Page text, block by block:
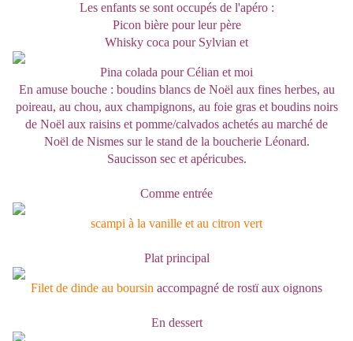
Les enfants se sont occupés de l'apéro :
Picon bière pour leur père
Whisky coca pour Sylvian et
Pina colada pour Célian et moi
En amuse bouche : boudins blancs de Noël aux fines herbes, au
poireau, au chou, aux champignons, au foie gras et boudins noirs
de Noël aux raisins et pomme/calvados achetés au marché de
Noël de Nismes sur le stand de la boucherie Léonard.
Saucisson sec et apéricubes.
Comme entrée
scampi à la vanille et au citron vert
Plat principal
Filet de dinde au boursin accompagné de rostï aux oignons
En dessert